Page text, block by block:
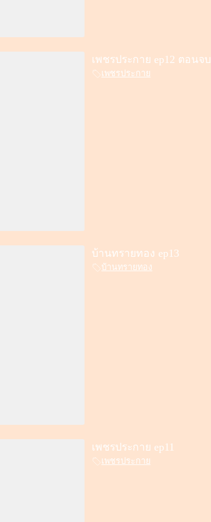
เพชรประกาย ep12 ตอนจบ
เพชรประกาย
บ้านทรายทอง ep13
บ้านทรายทอง
เพชรประกาย ep11
เพชรประกาย